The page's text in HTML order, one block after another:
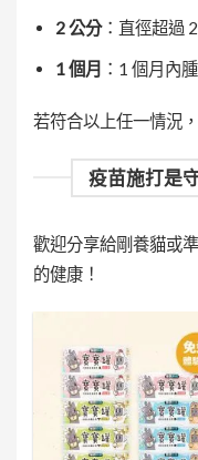
2 公分：直徑超過
1 個月 ：1 個月內
若符合以上任一情況
疫苗施打是
歡迎分享給剛養貓或
的健康！